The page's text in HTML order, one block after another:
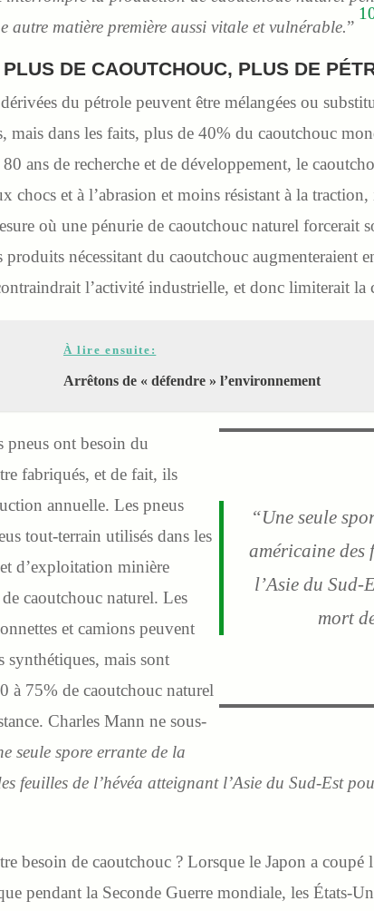
autre matière première aussi vitale et vulnérable.”
PLUS DE CAOUTCHOUC, PLUS DE
du pétrole peuvent être mélangées ou
mais dans les faits, plus de 40% du caoutchouc
ans de recherche et de développement, le
chocs et à l’abrasion et moins résistant à la
où une pénurie de caoutchouc naturel forcerait
nécessitant du caoutchouc augmenteraient
l’activité industrielle, et donc limiterait la
À lire ensuite:
Arrêtons de « défendre » l’environnement
“Une seule
américaine des
l’Asie du
mort
pneus ont besoin du
fabriqués, et de fait, ils
annuelle. Les pneus
tout-terrain utilisés dans les
d’exploitation minière
caoutchouc naturel. Les
et camions peuvent
synthétiques, mais sont
à 75% de caoutchouc naturel
Charles Mann ne sous-
seule spore errante de la
feuilles de l’hévéa atteignant l’Asie du Sud-Est
besoin de caoutchouc ? Lorsque le Japon a coupé
pendant la Seconde Guerre mondiale, les États-